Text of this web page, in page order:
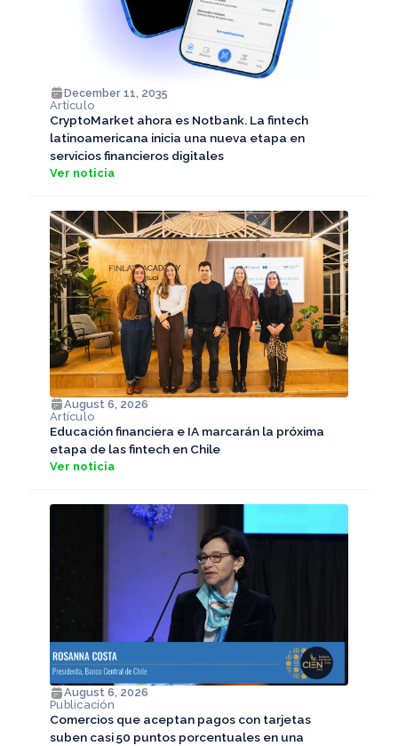
December 11, 2035
Artículo
CryptoMarket ahora es Notbank. La fintech
latinoamericana inicia una nueva etapa en
servicios financieros digitales
Ver noticia
August 6, 2026
Artículo
Educación financiera e IA marcarán la próxima
etapa de las fintech en Chile
Ver noticia
August 6, 2026
Publicación
Comercios que aceptan pagos con tarjetas
suben casi 50 puntos porcentuales en una